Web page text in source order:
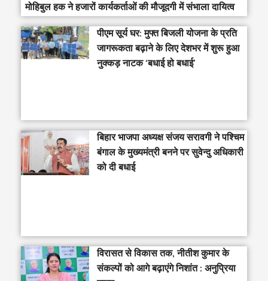
मोहिबुल हक ने हजारों कार्यकर्ताओं की मौजूदगी में संभाला दायित्व
पीएम सूर्य घर: मुफ्त बिजली योजना के प्रति
जागरूकता बढ़ाने के लिए देशभर में शुरू हुआ
नुक्कड़ नाटक ‘बधाई हो बधाई’
‎बिहार भाजपा अध्यक्ष संजय सरावगी ने पश्चिम
बंगाल के मुख्यमंत्री बनने पर सुवेन्दु अधिकारी
को दी बधाई
विरासत से विकास तक, नीतीश कुमार के
संकल्पों को आगे बढ़ाएंगे निशांत : अनुप्रिया